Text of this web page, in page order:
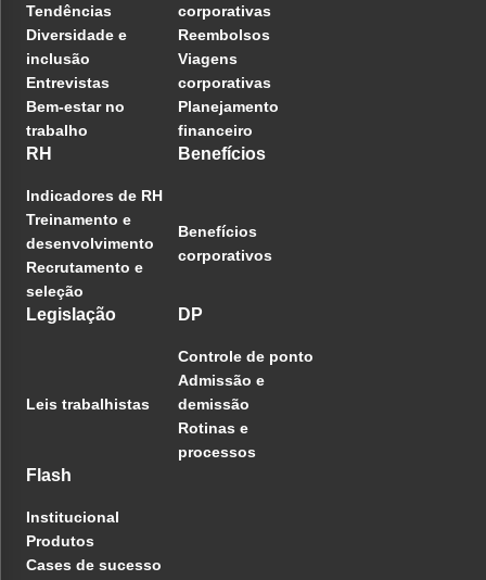
Tendências
Diversidade e
inclusão
Entrevistas
Bem-estar no
trabalho
corporativas
Reembolsos
Viagens
corporativas
Planejamento
financeiro
RH
Indicadores de RH
Treinamento e
desenvolvimento
Recrutamento e
seleção
Benefícios
Benefícios
corporativos
Legislação
Leis trabalhistas
DP
Controle de ponto
Admissão e
demissão
Rotinas e
processos
Flash
Institucional
Produtos
Cases de sucesso